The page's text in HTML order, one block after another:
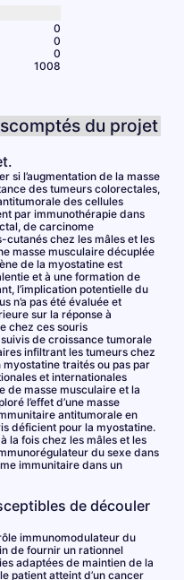
0
0
0
1008
du projet
si l’augmentation de la masse
des tumeurs colorectales,
des cellules
par immunothérapie dans
de carcinome
cutanés chez les mâles et les
masse musculaire décuplée
de la myostatine est
et à une formation de
l’implication potentielle du
n’a pas été évaluée et
sur la réponse à
chez ces souris
de croissance tumorale
infiltrant les tumeurs chez
traités ou pas par
et internationales
de masse musculaire et la
l’effet d’une masse
antitumorale en
déficient pour la myostatine.
la fois chez les mâles et les
du sexe dans
immunitaire dans un
de découler
immunomodulateur du
de fournir un rationnel
adaptées de maintien de la
patient atteint d’un cancer